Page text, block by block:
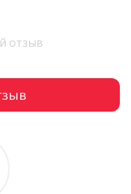
отзыв